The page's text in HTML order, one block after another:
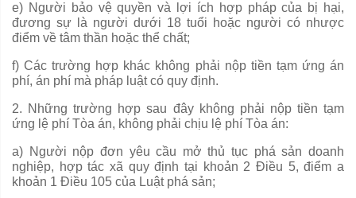
e) Người bảo vệ quyền và lợi ích hợp pháp của bị hại,
đương sự là người dưới 18 tuổi hoặc người có nhược
điểm về tâm thần hoặc thể chất;
f) Cáctrường hợp khác không phải nộp tiền tạm ứng án
phí, án phí mà pháp luật có quy định.
2. Những trường hợp sau đây không phải nộp tiền tạm
ứng lệ phí Tòa án, không phải chịu lệ phí Tòa án:
a) Người nộp đơn yêu cầu mở thủ tục phá sản doanh
nghiệp, hợp tác xã quy định tại khoản 2 Điều 5, điểm a
khoản 1 Điều 105 của Luật phá sản;